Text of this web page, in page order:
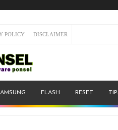
POLICY DISCLAIMER
FLASH RESET